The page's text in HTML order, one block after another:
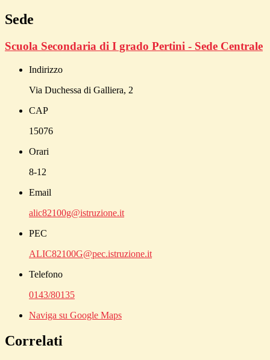
Sede
Scuola Secondaria di I grado Pertini - Sede Centrale
Indirizzo
Via Duchessa di Galliera, 2
CAP
15076
Orari
8-12
Email
alic82100g@istruzione.it
PEC
ALIC82100G@pec.istruzione.it
Telefono
0143/80135
Naviga su Google Maps
Correlati